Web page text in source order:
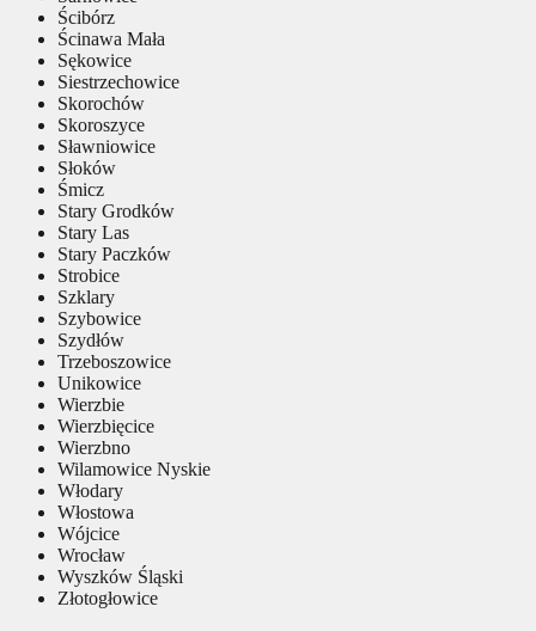
Ścibórz
Ścinawa Mała
Sękowice
Siestrzechowice
Skorochów
Skoroszyce
Sławniowice
Słoków
Śmicz
Stary Grodków
Stary Las
Stary Paczków
Strobice
Szklary
Szybowice
Szydłów
Trzeboszowice
Unikowice
Wierzbie
Wierzbięcice
Wierzbno
Wilamowice Nyskie
Włodary
Włostowa
Wójcice
Wrocław
Wyszków Śląski
Złotogłowice